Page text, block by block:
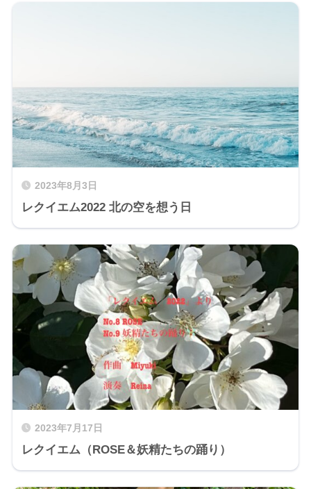
2023年8月3日
レクイエム2022 北の空を想う日
2023年7月17日
レクイエム（ROSE＆妖精たちの踊り）